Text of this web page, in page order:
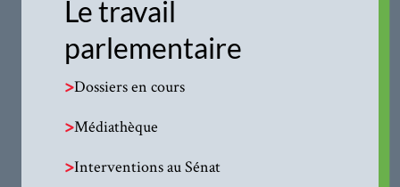
Le travail
parlementaire
>Dossiers en cours
>Médiathèque
>Interventions au Sénat